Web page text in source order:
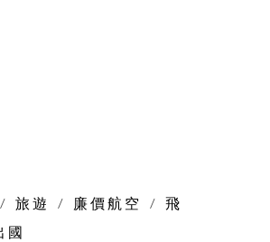
/ 旅遊 / 廉價航空 /
飛
國